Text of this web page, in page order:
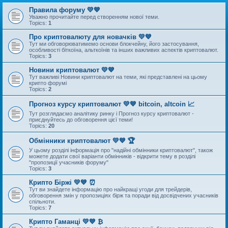
Правила форуму 💛💙
Уважно прочитайте перед створенням нової теми.
Topics: 1
Про криптовалюту для новачків 💛💙
Тут ми обговорюватимемо основи блокчейну, його застосування,
особливості біткоїна, альткоїнів та інших важливих аспектів криптовалют.
Topics: 3
Новини криптовалют 💛💙
Тут важливі Новини криптовалют на теми, які представлені на цьому
крипто форумі
Topics: 2
Прогноз курсу криптовалют 💛💙 bitcoin, altcoin 📈
Тут розглядаємо аналітику ринку і Прогноз курсу криптовалют -
приєднуйтесь до обговорення цієї теми!
Topics: 20
Обмінники криптовалют 💛💙 🏆
У цьому розділі інформація про "надійні обмінники криптовалют", також
можете додати свої варіанти обмінників - відкрити тему в розділі
"пропозиції учасників форуму"
Topics: 3
Крипто Біржі 💛💙 ⏰
Тут ви знайдете інформацію про найкращі угоди для трейдерів,
обговорення змін у пропозиціях бірж та поради від досвідчених учасників
спільноти.
Topics: 7
Крипто Гаманці 💛💙 ₿